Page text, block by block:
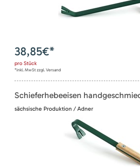
38,85€*
pro Stück
*inkl. MwSt zzgl. Versand
Schieferhebeeisen
sächsische Produktion / Adner